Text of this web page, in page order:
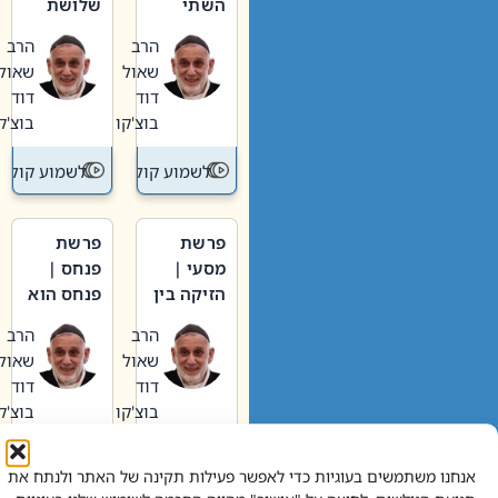
אנחנו משתמשים בעוגיות כדי לאפשר פעילות תקינה של האתר ולנתח את
וערב של
חיינו
הרב
שאול
דוד
בוצ'קו
לשמוע קול תורה – מדרש
האבות
הרב
שאול
דוד
בוצ'קו
לשמוע קול
פרשת
מסעי |
הזיקה בין
הגדול לעם הרב
שאול
דוד
בוצ'קו
לשמוע קול תורה – מדרש
פרשת
פנחס |
פנחס הוא
אליהו: בין
קנאות
הורסת
לקנאות
בונה
הרב
שאול
דוד
בוצ'קו
לשמוע קול